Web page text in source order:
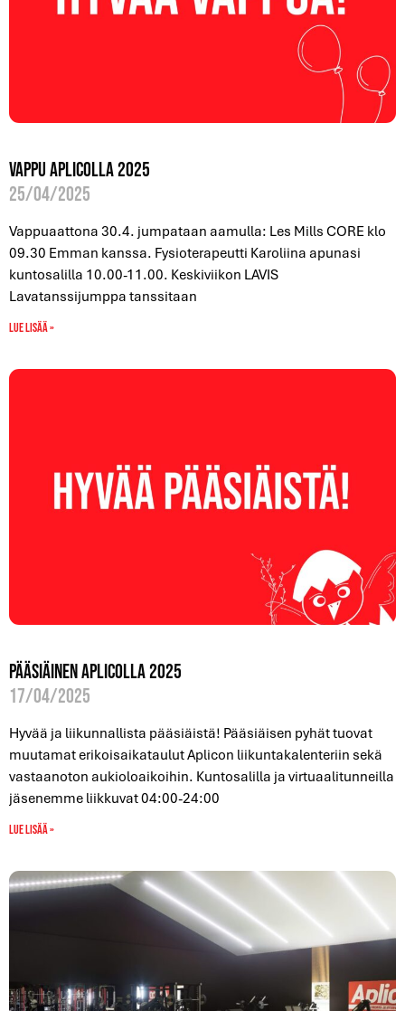
Vappu Aplicolla 2025
25/04/2025
Vappuaattona 30.4. jumpataan aamulla: Les Mills CORE klo
09.30 Emman kanssa. Fysioterapeutti Karoliina apunasi
kuntosalilla 10.00-11.00. Keskiviikon LAVIS
Lavatanssijumppa tanssitaan
Lue lisää »
Pääsiäinen Aplicolla 2025
17/04/2025
Hyvää ja liikunnallista pääsiäistä! Pääsiäisen pyhät tuovat
muutamat erikoisaikataulut Aplicon liikuntakalenteriin sekä
vastaanoton aukioloaikoihin. Kuntosalilla ja virtuaalitunneilla
jäsenemme liikkuvat 04:00-24:00
Lue lisää »